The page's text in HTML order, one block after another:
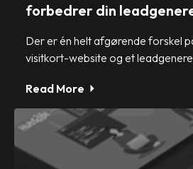
forbedrer din
Der er én helt afgørende forskel
visitkort-website og et
Read More